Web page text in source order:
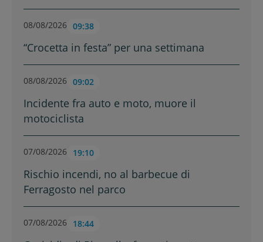
08/08/2026 09:38
“Crocetta in festa” per una settimana
08/08/2026 09:02
Incidente fra auto e moto, muore il
motociclista
07/08/2026 19:10
Rischio incendi, no al barbecue di
Ferragosto nel parco
07/08/2026 18:44